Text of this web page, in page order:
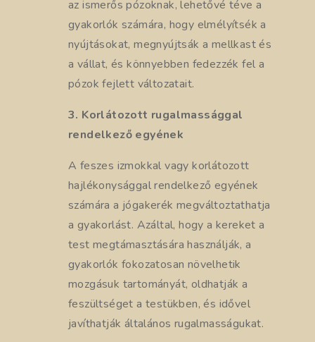
az ismerős pózoknak, lehetővé téve a
gyakorlók számára, hogy elmélyítsék a
nyújtásokat, megnyújtsák a mellkast és
a vállat, és könnyebben fedezzék fel a
pózok fejlett változatait.
3. Korlátozott rugalmassággal
rendelkező egyének
A feszes izmokkal vagy korlátozott
hajlékonysággal rendelkező egyének
számára a jógakerék megváltoztathatja
a gyakorlást. Azáltal, hogy a kereket a
test megtámasztására használják, a
gyakorlók fokozatosan növelhetik
mozgásuk tartományát, oldhatják a
feszültséget a testükben, és idővel
javíthatják általános rugalmasságukat.